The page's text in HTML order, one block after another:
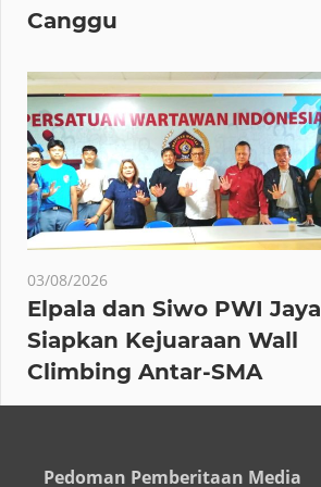
Canggu
03/08/2026
Elpala dan Siwo PWI Jaya
Siapkan Kejuaraan Wall
Climbing Antar-SMA
Pedoman Pemberitaan Media